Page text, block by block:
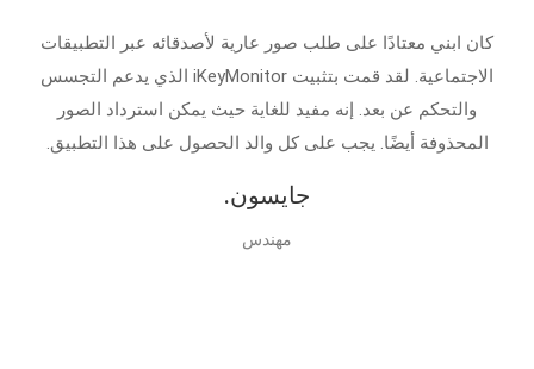
كان ابني معتادًا على طلب صور عارية لأصدقائه عبر التطبيقات
الاجتماعية. لقد قمت بتثبيت iKeyMonitor الذي يدعم التجسس
والتحكم عن بعد. إنه مفيد للغاية حيث يمكن استرداد الصور
المحذوفة أيضًا. يجب على كل والد الحصول على هذا التطبيق.
جايسون.
مهندس